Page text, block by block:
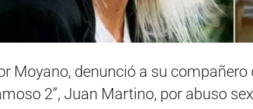
Moyano, denunció a su
2”, Juan Martino, por abuso